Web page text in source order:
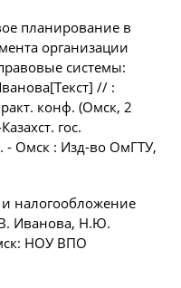
планирование в
организации
системы:
// :
конф. (Омск, 2
гос.
- Омск : Изд-во ОмГТУ,
налогообложение
Иванова, Н.Ю.
НОУ ВПО